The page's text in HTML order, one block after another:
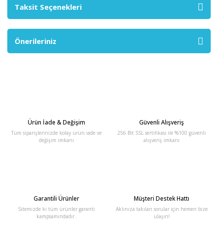
Taksit Seçenekleri
Önerileriniz
Ürün İade & Değişim
Tüm siparişlerinizde kolay ürün iade ve
değişim imkanı
Güvenli Alışveriş
256 Bit SSL sertifikası ile %100 güvenli
alışveriş imkanı
Garantili Ürünler
Sitemizde ki tüm ürünler garanti
kampsamındadır.
Müşteri Destek Hattı
Aklınıza takılan sorular için hemen bize
ulaşın!